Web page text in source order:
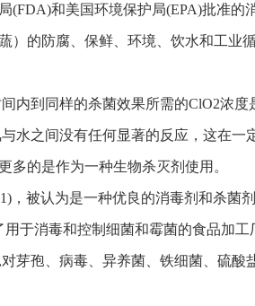
(FDA)和美国环境保护局(EPA)批准
）的防腐、保鲜、环境、饮水和工
内到同样的杀菌效果所需的ClO2浓度
水之间没有任何显著的反应，这在
多的是作为一种生物杀灭剂使用。
，被认为是一种优良的消毒剂和杀
于消毒和控制细菌和霉菌的食品加工
芽孢、病毒、异养菌、铁细菌、硫